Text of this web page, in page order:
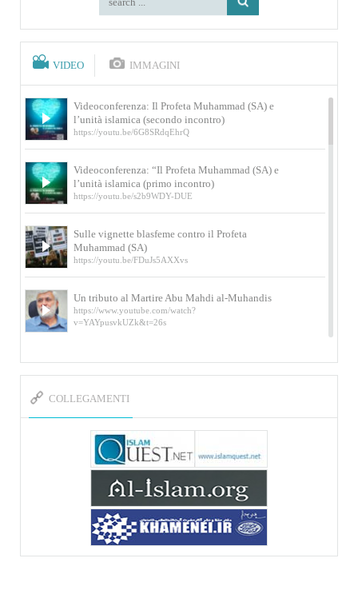
VIDEO IMMAGINI
Videoconferenza: Il Profeta Muhammad (SA) e
l’unità islamica (secondo incontro)
https://youtu.be/6G8SRdqEhrQ
Videoconferenza: “Il Profeta Muhammad (SA) e
l’unità islamica (primo incontro)
https://youtu.be/s2b9WDY-DUE
Sulle vignette blasfeme contro il Profeta
Muhammad (SA)
https://youtu.be/FDuJs5AXXvs
Un tributo al Martire Abu Mahdi al-Muhandis
https://www.youtube.com/watch?
v=YAYpusvkUZk&t=26s
L’Abluzione rituale (wudu) secondo l’Imam Alì
e l’Imam Khomeini
della figlia di un martire
https://www.youtube.com/watch?
v=-5nPSxbf9l0&t=103s
Sheykh Abbas Di Palma sui martiri Qassem
Soleimani e Abu Mahdi Al-Muhandis
https://youtu.be/Y6SIP2PIht4 Video del discorso tenuto
dallo Sheykh Abbas Di Palma in ...
COLLEGAMENTI